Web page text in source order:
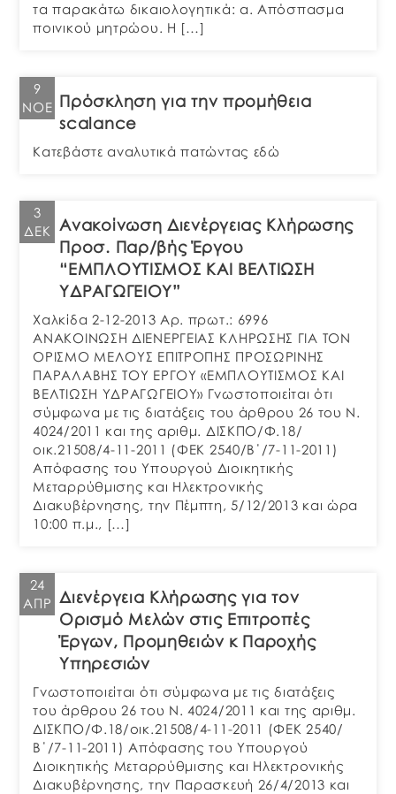
τα παρακάτω δικαιολογητικά: α. Απόσπασμα
ποινικού μητρώου. Η […]
9
ΝΟΈ Πρόσκληση για την προμήθεια
scalance
Κατεβάστε αναλυτικά πατώντας εδώ
3
ΔΕΚ
Ανακοίνωση Διενέργειας Κλήρωσης
Προσ. Παρ/βής Έργου
“ΕΜΠΛΟΥΤΙΣΜΟΣ ΚΑΙ ΒΕΛΤΙΩΣΗ
ΥΔΡΑΓΩΓΕΙΟΥ”
Χαλκίδα 2-12-2013 Αρ. πρωτ.: 6996
ΑΝΑΚΟΙΝΩΣΗ ΔΙΕΝΕΡΓΕΙΑΣ ΚΛΗΡΩΣΗΣ ΓΙΑ ΤΟΝ
ΟΡΙΣΜΟ ΜΕΛΟΥΣ ΕΠΙΤΡΟΠΗΣ ΠΡΟΣΩΡΙΝΗΣ
ΠΑΡΑΛΑΒΗΣ ΤΟΥ ΕΡΓΟΥ «ΕΜΠΛΟΥΤΙΣΜΟΣ ΚΑΙ
ΒΕΛΤΙΩΣΗ ΥΔΡΑΓΩΓΕΙΟΥ» Γνωστοποιείται ότι
σύμφωνα με τις διατάξεις του άρθρου 26 του Ν.
4024/2011 και της αριθμ. ΔΙΣΚΠΟ/Φ.18/
οικ.21508/4-11-2011 (ΦΕΚ 2540/Β΄/7-11-2011)
Απόφασης του Υπουργού Διοικητικής
Μεταρρύθμισης και Ηλεκτρονικής
Διακυβέρνησης, την Πέμπτη, 5/12/2013 και ώρα
10:00 π.μ., […]
24
ΑΠΡ Διενέργεια Κλήρωσης για τον
Ορισμό Μελών στις Επιτροπές
Έργων, Προμηθειών κ Παροχής
Υπηρεσιών
Γνωστοποιείται ότι σύμφωνα με τις διατάξεις
του άρθρου 26 του Ν. 4024/2011 και της αριθμ.
ΔΙΣΚΠΟ/Φ.18/οικ.21508/4-11-2011 (ΦΕΚ 2540/
Β΄/7-11-2011) Απόφασης του Υπουργού
Διοικητικής Μεταρρύθμισης και Ηλεκτρονικής
Διακυβέρνησης, την Παρασκευή 26/4/2013 και